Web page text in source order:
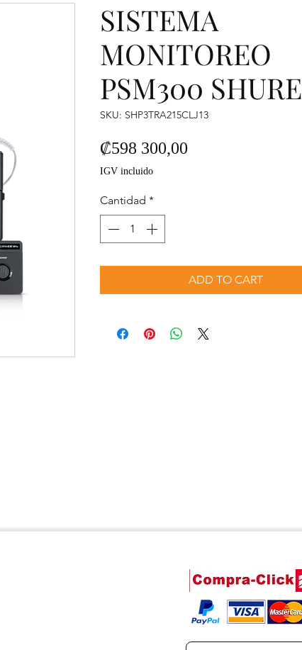
SISTEMA
MONITOREO
PSM300 SHURE
SKU: SHP3TRA215CLJ13
₡598 300,00
IGV incluido
Cantidad *
ADD TO CART